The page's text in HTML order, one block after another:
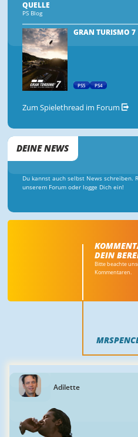
QUELLE
PS Blog
GRAN TURISMO 7
PS5 PS4
Zum Spielethread im Forum
DEINE NEWS
Du kannst auch selbst News schreiben.
unserem Forum oder logge Dich ein!
DEIN
Bitte beachte
Kommentaren.
Adilette